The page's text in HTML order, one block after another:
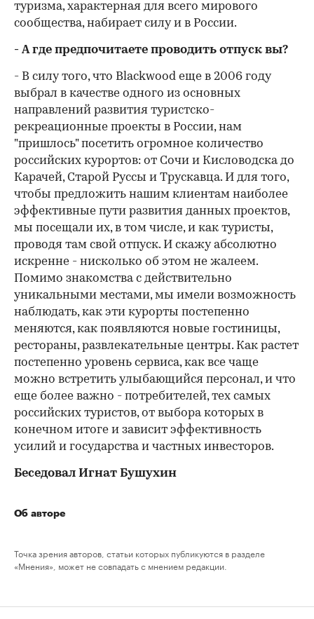
туризма, характерная для всего мирового
сообщества, набирает силу и в России.
- А где предпочитаете проводить отпуск вы?
- В силу того, что Blackwood еще в 2006 году
выбрал в качестве одного из основных
направлений развития туристско-
рекреационные проекты в России, нам
"пришлось" посетить огромное количество
российских курортов: от Сочи и Кисловодска до
Карачей, Старой Руссы и Трускавца. И для того,
чтобы предложить нашим клиентам наиболее
эффективные пути развития данных проектов,
мы посещали их, в том числе, и как туристы,
проводя там свой отпуск. И скажу абсолютно
искренне - нисколько об этом не жалеем.
Помимо знакомства с действительно
уникальными местами, мы имели возможность
наблюдать, как эти курорты постепенно
меняются, как появляются новые гостиницы,
рестораны, развлекательные центры. Как растет
постепенно уровень сервиса, как все чаще
можно встретить улыбающийся персонал, и что
еще более важно - потребителей, тех самых
российских туристов, от выбора которых в
конечном итоге и зависит эффективность
усилий и государства и частных инвесторов.
Беседовал Игнат Бушухин
Об авторе
Точка зрения авторов, статьи которых публикуются в разделе
«Мнения», может не совпадать с мнением редакции.